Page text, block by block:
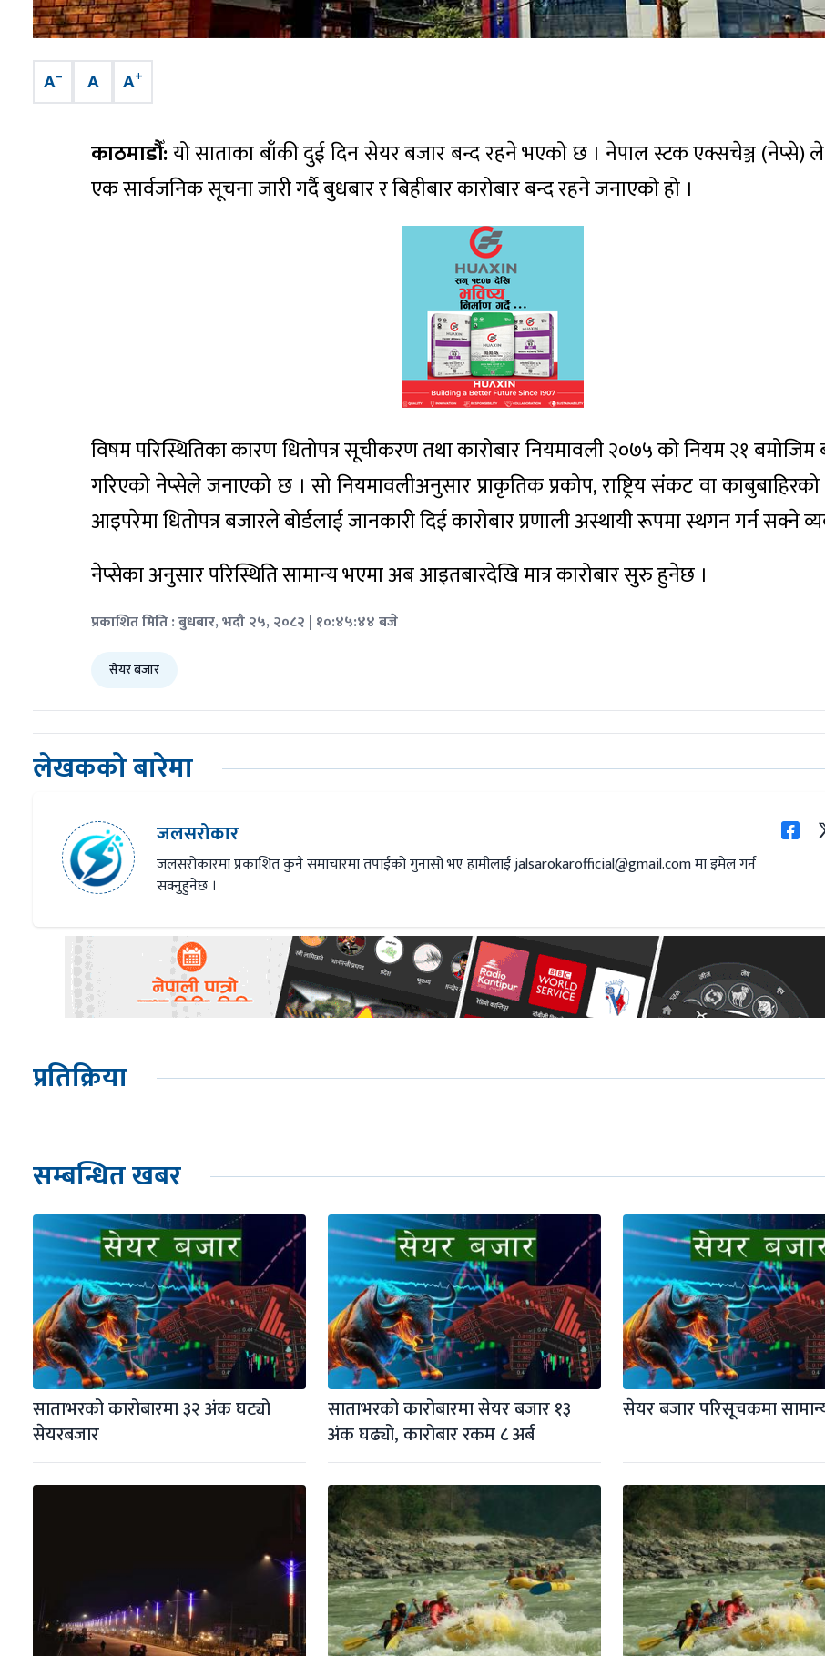
A– A A+
काठमाडौँ:यो साताका बाँकी दुई दिन सेयर बजार बन्द रहने भएको छ । नेपाल स्टक एक्सचेञ्ज (नेप्से)
एक सार्वजनिक सूचना जारी गर्दै बुधबार र बिहीबार कारोबार बन्द रहने जनाएको हो ।
विषम परिस्थितिका कारण धितोपत्र सूचीकरण तथा कारोबार नियमावली २०७५ को नियम २१ बमोजिम
गरिएको नेप्सेले जनाएको छ । सो नियमावलीअनुसार प्राकृतिक प्रकोप, राष्ट्रिय संकट वा काबुबाहिरको
आइपरेमा धितोपत्र बजारले बोर्डलाई जानकारी दिई कारोबार प्रणाली अस्थायी रूपमा स्थगन गर्न सक्ने
नेप्सेका अनुसार परिस्थिति सामान्य भएमा अब आइतबारदेखि मात्र कारोबार सुरु हुनेछ ।
प्रकाशित मिति : बुधबार, भदौ २५, २०८२ | १०:४५:४४ बजे
सेयर बजार
लेखकको बारेमा
जलसरोकार
जलसरोकारमा प्रकाशित कुनै समाचारमा तपाईंको गुनासो भए हामीलाईjalsarokarofficial@gmail.comमा इमेल गर्न
सक्नुहुनेछ ।
प्रतिक्रिया
सम्बन्धित खबर
साताभरको कारोबारमा ३२ अंक घट्यो
सेयरबजार
साताभरको कारोबारमा सेयर बजार १३
अंक घढ्यो, कारोबार रकम ८ अर्ब
सेयर बजार परिसूचकमा